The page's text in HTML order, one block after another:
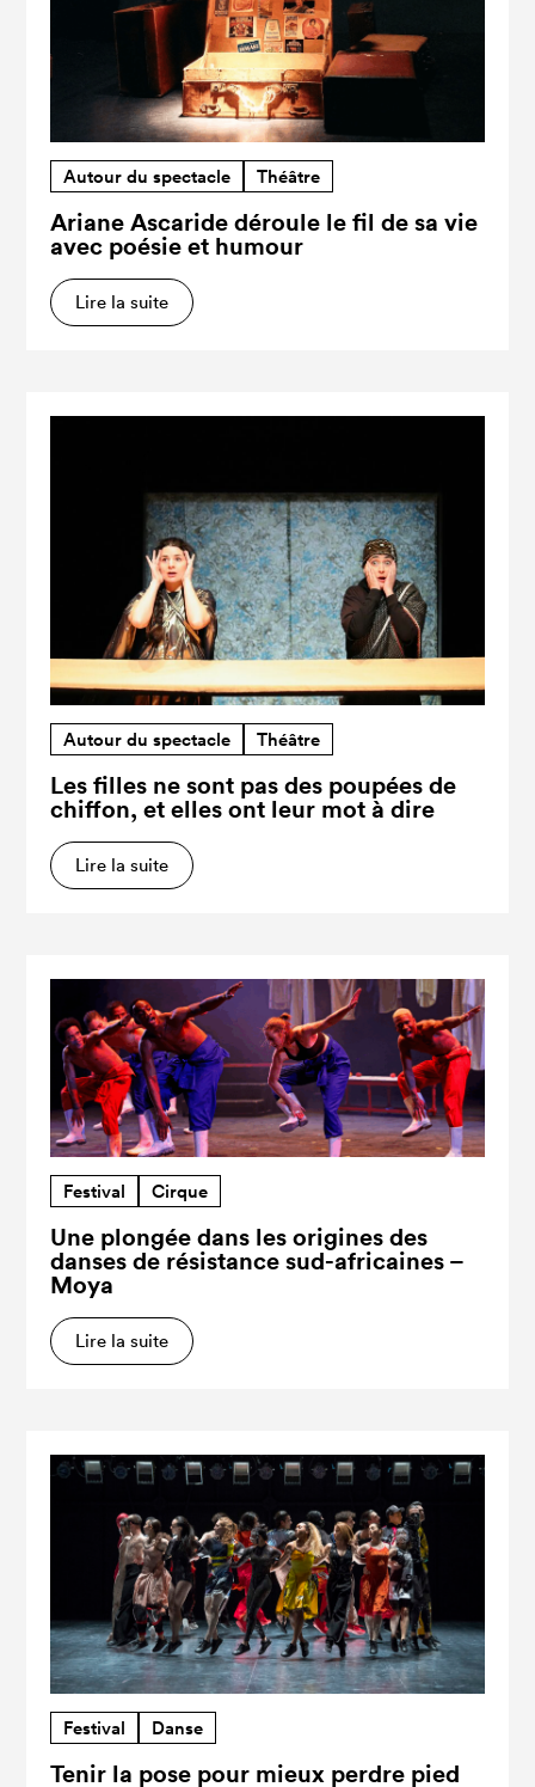
Autour du spectacle Théâtre
Ariane Ascaride déroule le fil de sa vie
avec poésie et humour
Lire la suite
Autour du spectacle Théâtre
Les filles ne sont pas des poupées de
chiffon, et elles ont leur mot à dire
Lire la suite
Festival Cirque
Une plongée dans les origines des
danses de résistance sud-africaines –
Moya
Lire la suite
Festival Danse
Tenir la pose pour mieux perdre pied